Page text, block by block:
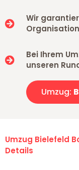
Wir
Bei Ihrem
unseren
Umzug:
Umzug Bielefeld
Details